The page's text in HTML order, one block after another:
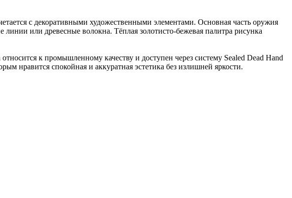
с декоративными художественными элементами. Основная часть оружия
или древесные волокна. Тёплая золотисто-бежeвая палитра рисунка
относится к промышленному качеству и доступен через систему Sealed Dead Hand
нравится спокойная и аккуратная эстетика без излишней яркости.